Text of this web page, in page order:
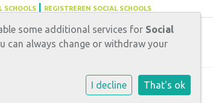
SCHOOLS REGISTREREN SOCIAL SCHOOLS
ORGANISATIE
some additional services for Social
can always change or withdraw your
I decline That's ok